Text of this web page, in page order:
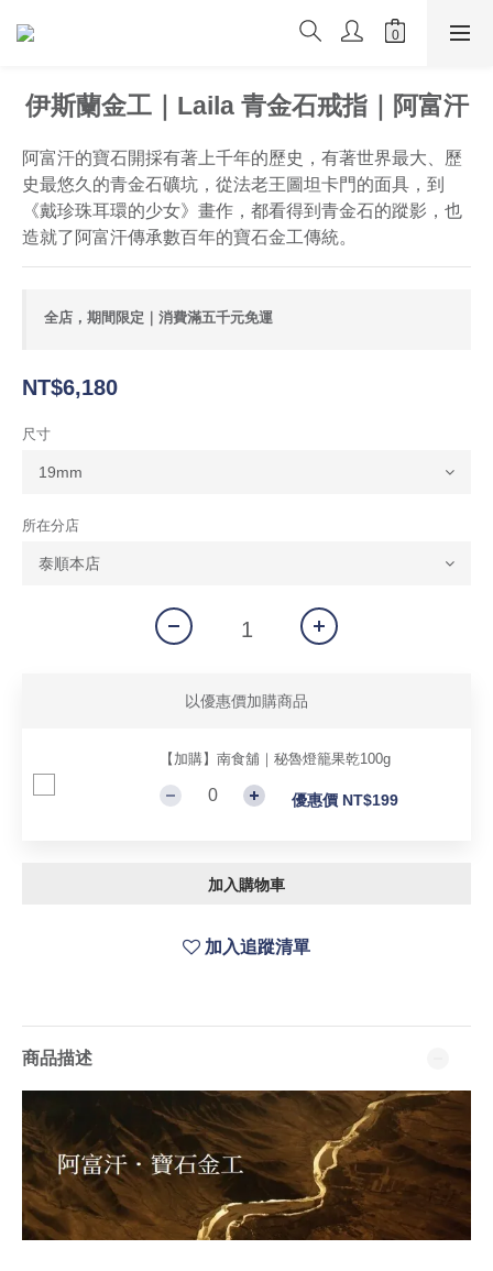
伊斯蘭金工｜Laila 青金石戒指｜阿富汗
阿富汗的寶石開採有著上千年的歷史，有著世界最大、歷
史最悠久的青金石礦坑，從法老王圖坦卡門的面具，到
《戴珍珠耳環的少女》畫作，都看得到青金石的蹤影，也
造就了阿富汗傳承數百年的寶石金工傳統。
全店，期間限定｜消費滿五千元免運
NT$6,180
尺寸
所在分店
以優惠價加購商品
【加購】南食舖｜秘魯燈籠果乾100g
優惠價 NT$199
加入購物車
加入追蹤清單
商品描述